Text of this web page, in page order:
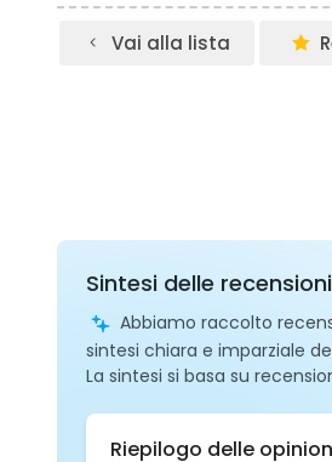
Vai alla lista
Sintesi delle
Abbiamo raccolto
sintesi chiara e imparziale
La sintesi si basa su
Riepilogo delle